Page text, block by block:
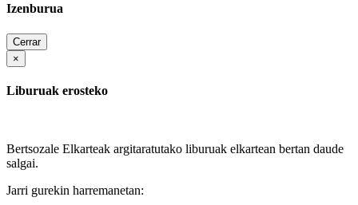
Izenburua
Cerrar
×
Liburuak erosteko
Bertsozale Elkarteak argitaratutako liburuak elkartean bertan daude
salgai.
Jarri gurekin harremanetan: